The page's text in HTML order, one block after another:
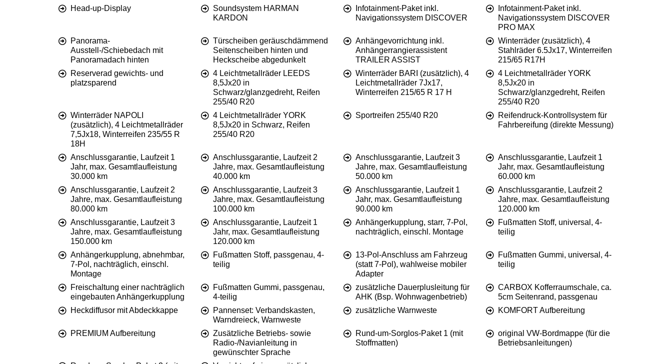
Head-up-Display
Soundsystem HARMAN
KARDON
Infotainment-Paket inkl.
Navigationssystem DISCOVER
Infotainment-Paket inkl.
Navigationssystem DISCOVER
PRO MAX
Panorama-
Ausstell-/Schiebedach mit
Panoramadach hinten
Türscheiben geräuschdämmend
Seitenscheiben hinten und
Heckscheibe abgedunkelt
Anhängevorrichtung inkl.
Anhängerrangierassistent
TRAILER ASSIST
Winterräder (zusätzlich), 4
Stahlräder 6.5Jx17, Winterreifen
215/65 R17H
Reserverad gewichts- und
platzsparend
4 Leichtmetallräder LEEDS
8,5Jx20 in
Schwarz/glanzgedreht, Reifen
255/40 R20
Winterräder BARI (zusätzlich), 4
Leichtmetallräder 7Jx17,
Winterreifen 215/65 R 17 H
4 Leichtmetallräder YORK
8,5Jx20 in
Schwarz/glanzgedreht, Reifen
255/40 R20
Winterräder NAPOLI
(zusätzlich), 4 Leichtmetallräder
7,5Jx18, Winterreifen 235/55 R
18H
4 Leichtmetallräder YORK
8,5Jx20 in Schwarz, Reifen
255/40 R20
Sportreifen 255/40 R20
Reifendruck-Kontrollsystem für
Fahrbereifung (direkte Messung)
Anschlussgarantie, Laufzeit 1
Jahr, max. Gesamtlaufleistung
30.000 km
Anschlussgarantie, Laufzeit 2
Jahre, max. Gesamtlaufleistung
40.000 km
Anschlussgarantie, Laufzeit 3
Jahre, max. Gesamtlaufleistung
50.000 km
Anschlussgarantie, Laufzeit 1
Jahr, max. Gesamtlaufleistung
60.000 km
Anschlussgarantie, Laufzeit 2
Jahre, max. Gesamtlaufleistung
80.000 km
Anschlussgarantie, Laufzeit 3
Jahre, max. Gesamtlaufleistung
100.000 km
Anschlussgarantie, Laufzeit 1
Jahr, max. Gesamtlaufleistung
90.000 km
Anschlussgarantie, Laufzeit 2
Jahre, max. Gesamtlaufleistung
120.000 km
Anschlussgarantie, Laufzeit 3
Jahre, max. Gesamtlaufleistung
150.000 km
Anschlussgarantie, Laufzeit 1
Jahr, max. Gesamtlaufleistung
120.000 km
Anhängerkupplung, starr, 7-Pol,
nachträglich, einschl. Montage
Fußmatten Stoff, universal, 4-
teilig
Anhängerkupplung, abnehmbar,
7-Pol, nachträglich, einschl.
Montage
Fußmatten Stoff, passgenau, 4-
teilig
13-Pol-Anschluss am Fahrzeug
(statt 7-Pol), wahlweise mobiler
Adapter
Fußmatten Gummi, universal, 4-
teilig
Freischaltung einer nachträglich
eingebauten Anhängerkupplung
Fußmatten Gummi, passgenau,
4-teilig
zusätzliche Dauerplusleitung für
AHK (Bsp. Wohnwagenbetrieb)
CARBOX Kofferraumschale, ca.
5cm Seitenrand, passgenau
Heckdiffusor mit Abdeckkappe
Pannenset: Verbandskasten,
Warndreieck, Warnweste
zusätzliche Warnweste KOMFORT Aufbereitung
PREMIUM Aufbereitung
Zusätzliche Betriebs- sowie
Radio-/Navianleitung in
gewünschter Sprache
Rund-um-Sorglos-Paket 1 (mit
Stoffmatten)
original VW-Bordmappe (für die
Betriebsanleitungen)